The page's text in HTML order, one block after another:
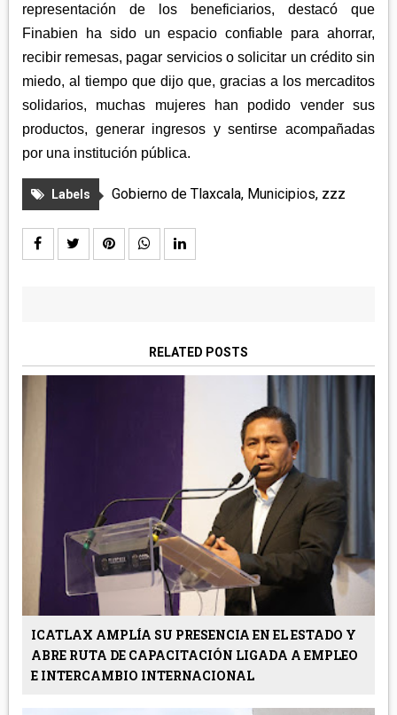
representación de los beneficiarios, destacó que
Finabien ha sido un espacio confiable para ahorrar,
recibir remesas, pagar servicios o solicitar un crédito sin
miedo, al tiempo que dijo que, gracias a los mercaditos
solidarios, muchas mujeres han podido vender sus
productos, generar ingresos y sentirse acompañadas
por una institución pública.
Labels Gobierno de Tlaxcala, Municipios, zzz
RELATED POSTS
ICATLAX AMPLÍA SU PRESENCIA EN EL ESTADO Y
ABRE RUTA DE CAPACITACIÓN LIGADA A EMPLEO
E INTERCAMBIO INTERNACIONAL